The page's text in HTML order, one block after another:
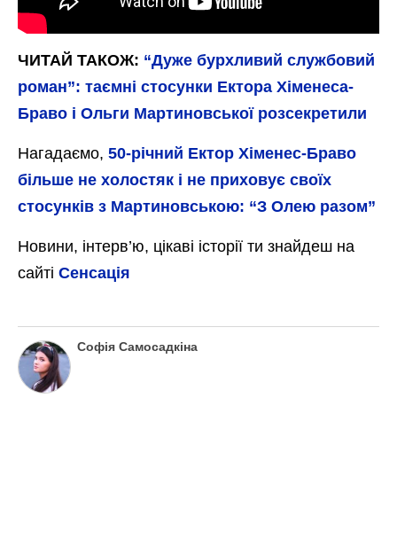
ЧИТАЙ ТАКОЖ: “Дуже бурхливий службовий
роман”: таємні стосунки Ектора Хіменеса-
Браво і Ольги Мартиновської розсекретили
Нагадаємо, 50-річний Ектор Хіменес-Браво
більше не холостяк і не приховує своїх
стосунків з Мартиновською: “З Олею разом”
Новини, інтерв’ю, цікаві історії ти знайдеш на
сайті Сенсація
Софія Самосадкіна